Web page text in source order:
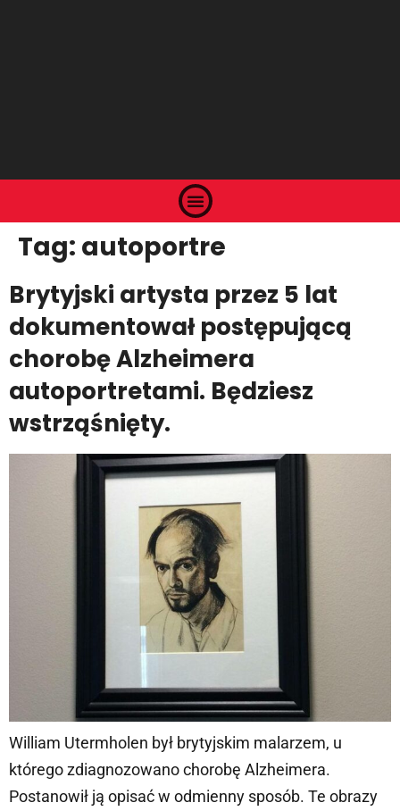
Tag: autoportre
Brytyjski artysta przez 5 lat
dokumentował postępującą
chorobę Alzheimera
autoportretami. Będziesz
wstrząśnięty.
William Utermholen był brytyjskim malarzem, u
którego zdiagnozowano chorobę Alzheimera.
Postanowił ją opisać w odmienny sposób. Te obrazy